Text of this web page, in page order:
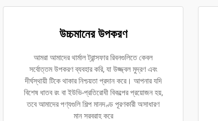
উচ্চমানের উপকরণ
আমরা আমাদের থার্মাল ট্রান্সফার রিবনগুলিতে কেবল
সর্বোত্তম উপকরণ ব্যবহার করি, যা উজ্জ্বল মুদ্রণ এবং
দীর্ঘস্থায়ী টিকে থাকার নিশ্চয়তা প্রদান করে। আপনার যদি
বিশেষ ধাতব রং বা ইউভি-প্রতিরোধী বিকল্পের প্রয়োজন হয়,
তবে আমাদের পণ্যগুলি শিল্প মানদণ্ড পূরণকারী অসাধারণ
মান সরবরাহ করে